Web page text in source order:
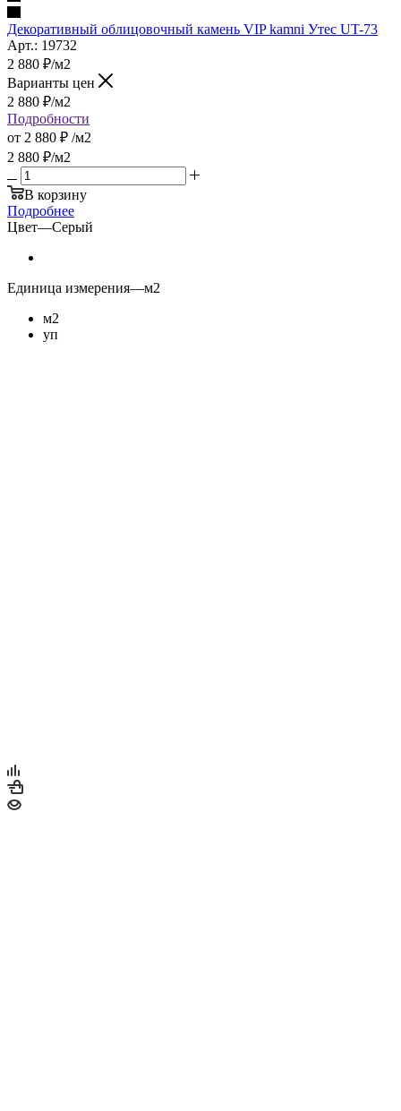
Декоративный облицовочный камень VIP kamni Утес UT-73
Арт.: 19732
2 880 ₽/м2
Варианты цен
2 880 ₽/м2
Подробности
от 2 880 ₽ /м2
2 880 ₽/м2
В корзину
Подробнее
Цвет—Серый
Единица измерения—м2
м2
уп